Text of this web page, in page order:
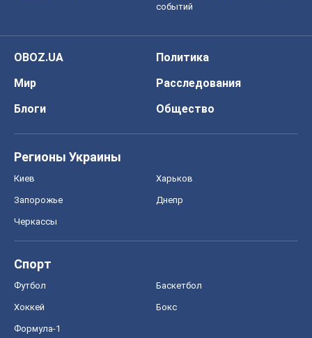
событий
OBOZ.UA
Политика
Мир
Расследования
Блоги
Общество
Регионы Украины
Киев Харьков
Запорожье Днепр
Черкассы
Спорт
Футбол Баскетбол
Хоккей Бокс
Формула-1